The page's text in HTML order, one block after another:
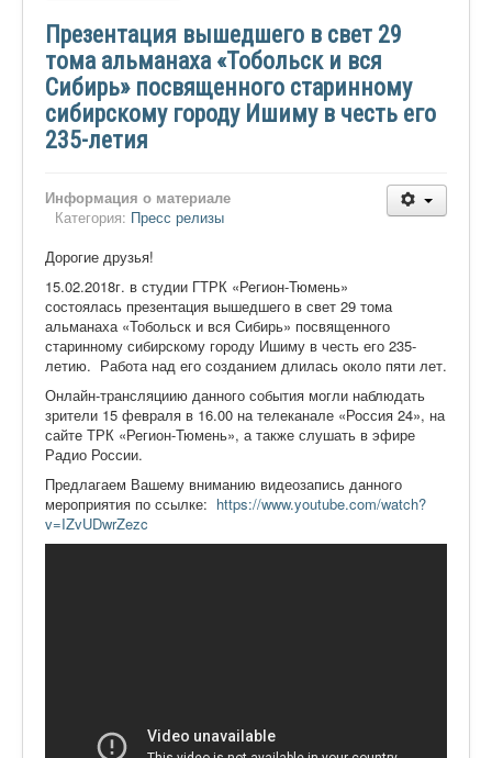
Презентация вышедшего в свет 29
тома альманаха «Тобольск и вся
Сибирь» посвященного старинному
сибирскому городу Ишиму в честь его
235-летия
Информация о материале
Категория: Пресс релизы
Дорогие друзья!
15.02.2018г. в студии ГТРК «Регион-Тюмень»
состоялась презентация вышедшего в свет 29 тома
альманаха «Тобольск и вся Сибирь» посвященного
старинному сибирскому городу Ишиму в честь его 235-
летию. Работа над его созданием длилась около пяти лет.
Онлайн-трансляциию данного события могли наблюдать
зрители 15 февраля в 16.00 на телеканале «Россия 24», на
сайте ТРК «Регион-Тюмень», а также слушать в эфире
Радио России.
Предлагаем Вашему вниманию видеозапись данного
мероприятия по ссылке: https://www.youtube.com/watch?
v=IZvUDwrZezc